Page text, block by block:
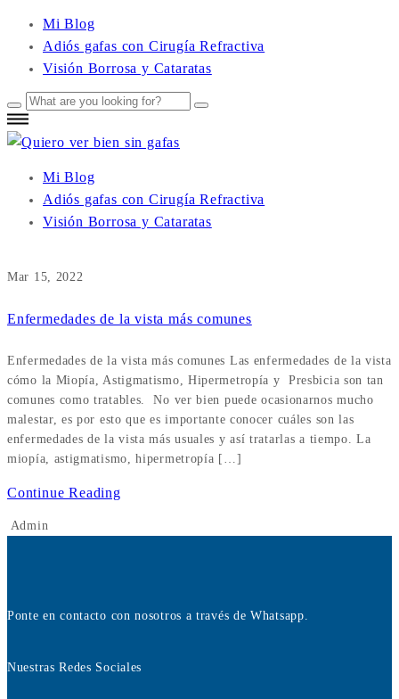
Mi Blog
Adiós gafas con Cirugía Refractiva
Visión Borrosa y Cataratas
Mi Blog
Adiós gafas con Cirugía Refractiva
Visión Borrosa y Cataratas
Mar 15, 2022
Enfermedades de la vista más comunes
Enfermedades de la vista más comunes Las enfermedades de la vista
cómo la Miopía, Astigmatismo, Hipermetropía y Presbicia son tan
comunes como tratables. No ver bien puede ocasionarnos mucho
malestar, es por esto que es importante conocer cuáles son las
enfermedades de la vista más usuales y así tratarlas a tiempo. La
miopía, astigmatismo, hipermetropía […]
Continue Reading
Admin
Ponte en contacto con nosotros a través de Whatsapp.
Nuestras Redes Sociales